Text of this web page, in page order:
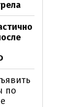
по